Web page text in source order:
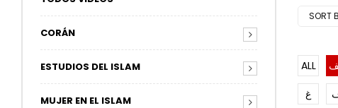
SORT
ALL
غ
CORÁN
ESTUDIOS DEL ISLAM
MUJER EN EL ISLAM